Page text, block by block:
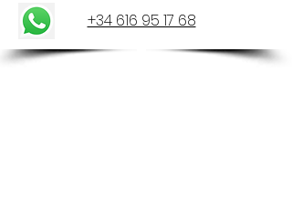
+34 616 95 17 68